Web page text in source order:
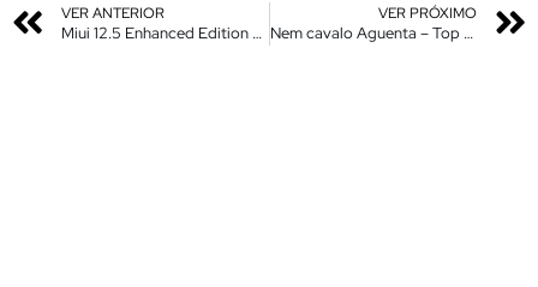
VER ANTERIOR
Miui 12.5 Enhanced Edition – Novas Atualizações Liberadas –
VER PRÓXIMO
Nem cavalo Aguenta – Top 2 Central de Controle e Notificações